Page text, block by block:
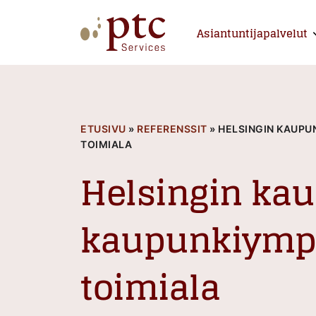
Asiantuntijapalvelut
ETUSIVU » REFERENSSIT » HELSINGIN
TOIMIALA
Helsingin
toimiala